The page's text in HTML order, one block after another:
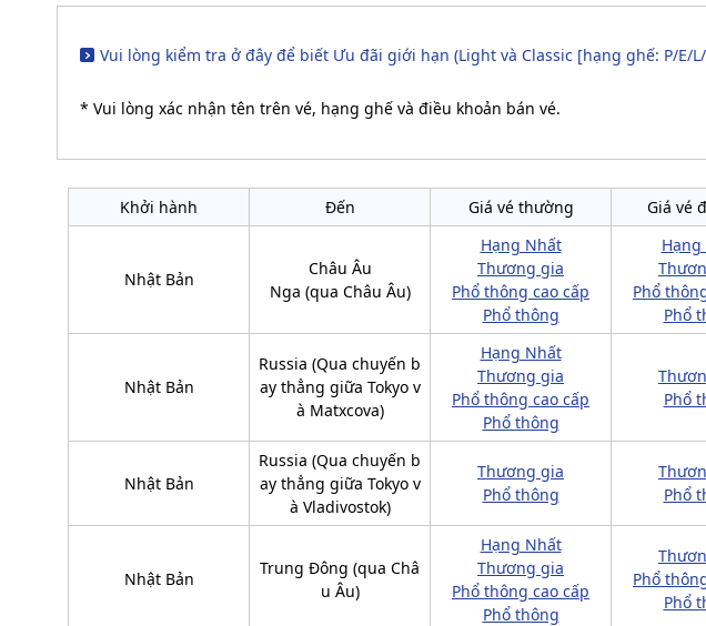
Vui lòng kiểm tra ở đây để biết Ưu đãi giới hạn (Light và Classic [hạng ghế: P/E/
* Vui lòng xác nhận tên trên vé, hạng ghế và điều khoản bán vé.
Khởi hành Đến Giá vé thường Giá vé
Nhật Bản
Châu Âu
Nga (qua Châu Âu)
Hạng Nhất
Thương gia
Phổ thông cao cấp
Phổ thông
Phổ
Phổ
Nhật Bản
Russia (Qua chuyến b
ay thẳng giữa Tokyo v
à Matxcova)
Hạng Nhất
Thương gia
Phổ thông cao cấp
Phổ thông
Phổ
Nhật Bản
Russia (Qua chuyến b
ay thẳng giữa Tokyo v
à Vladivostok)
Thương gia
Phổ thông
Phổ
Nhật Bản
Trung Đông (qua Châ
u Âu)
Hạng Nhất
Thương gia
Phổ thông cao cấp
Phổ thông
Phổ
Phổ